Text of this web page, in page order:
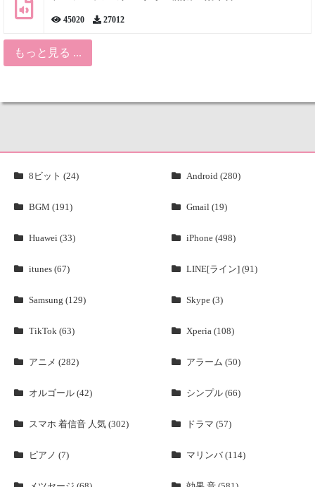
45020 27012
もっと見る ...
8ビット (24) Android (280)
BGM (191) Gmail (19)
Huawei (33) iPhone (498)
itunes (67) LINE[ライン] (91)
Samsung (129) Skype (3)
TikTok (63) Xperia (108)
アニメ (282) アラーム (50)
オルゴール (42) シンプル (66)
スマホ 着信音 人気 (302) ドラマ (57)
ピアノ (7) マリンバ (114)